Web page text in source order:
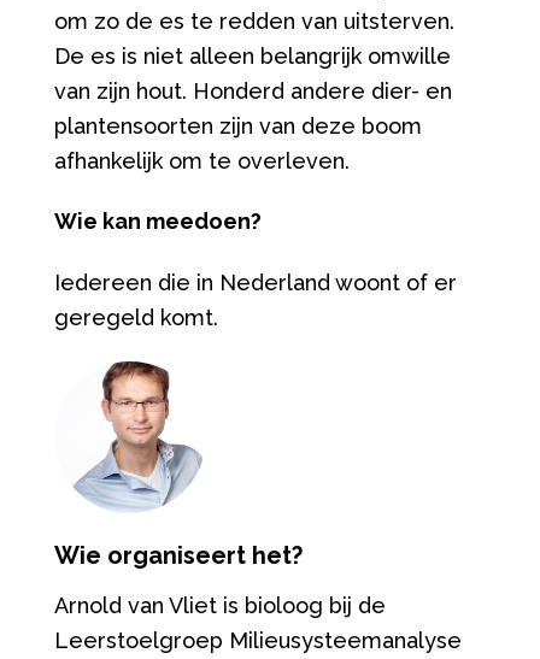
om zo de es te redden van uitsterven.
De es is niet alleen belangrijk omwille
van zijn hout. Honderd andere dier- en
plantensoorten zijn van deze boom
afhankelijk om te overleven.
Wie kan meedoen?
Iedereen die in Nederland woont of er
geregeld komt.
Wie organiseert het?
Arnold van Vliet is bioloog bij de
Leerstoelgroep Milieusysteemanalyse